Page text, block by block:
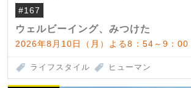
#167
ウェルビーイング、みつけた
2026年8月10日（月）よる8：54～9：00
ライフスタイル ヒューマン